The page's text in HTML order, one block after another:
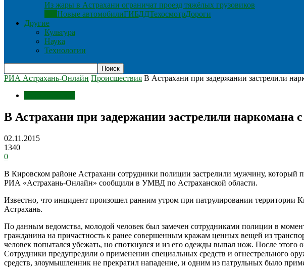
Из жары в Астрахани ограничат проезд тяжёлых грузовиков
Новые автомобилиГИБДДТехосмотрДороги
Другие
Культура
Наука
Технологии
РИА Астрахань-Онлайн Происшествия В Астрахани при задержании застрелили
В Астрахани при задержании застрелили наркомана
02.11.2015
1340
0
В Кировском районе Астрахани сотрудники полиции застрелили мужчину, который
РИА «Астрахань-Онлайн» сообщили в УМВД по Астраханской области.
Известно, что инцидент произошел ранним утром при патрулировании
Астрахань.
По данным ведомства, молодой человек был замечен сотрудниками полиции в
гражданина на причастность к ранее совершенным кражам ценных вещей из
человек попытался убежать, но споткнулся и из его одежды выпал нож. После
Сотрудники предупредили о применении специальных средств и огнестрельного
средств, злоумышленник не прекратил нападение, и одним из патрульных было